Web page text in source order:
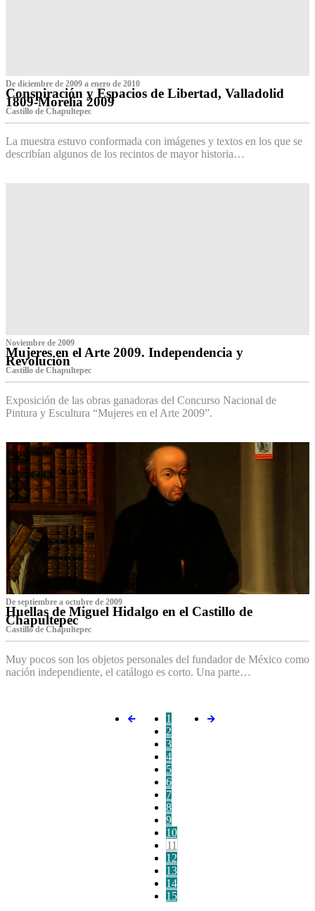
De diciembre de 2009 a enero de 2010
Conspiración y Espacios de Libertad, Valladolid
1809-Morelia 2009
Castillo de Chapultepec
La muestra estuvo conformada con imágenes y textos en los que se
describían algunos de los recintos de mayor historia…
Noviembre de 2009
Mujeres en el Arte 2009. Independencia y
Revolución
Castillo de Chapultepec
Exposición de las obras ganadoras del Concurso Nacional de
Pintura y Escultura “Mujeres en el Arte 2009”.
De septiembre a octubre de 2009
Huellas de Miguel Hidalgo en el Castillo de
Chapultepec
Castillo de Chapultepec
Muy pocos son los objetos personales del fundador de México como
nación independiente, el catálogo es corto. Una parte…
1
2
3
4
5
6
7
8
9
10
11
12
13
14
15